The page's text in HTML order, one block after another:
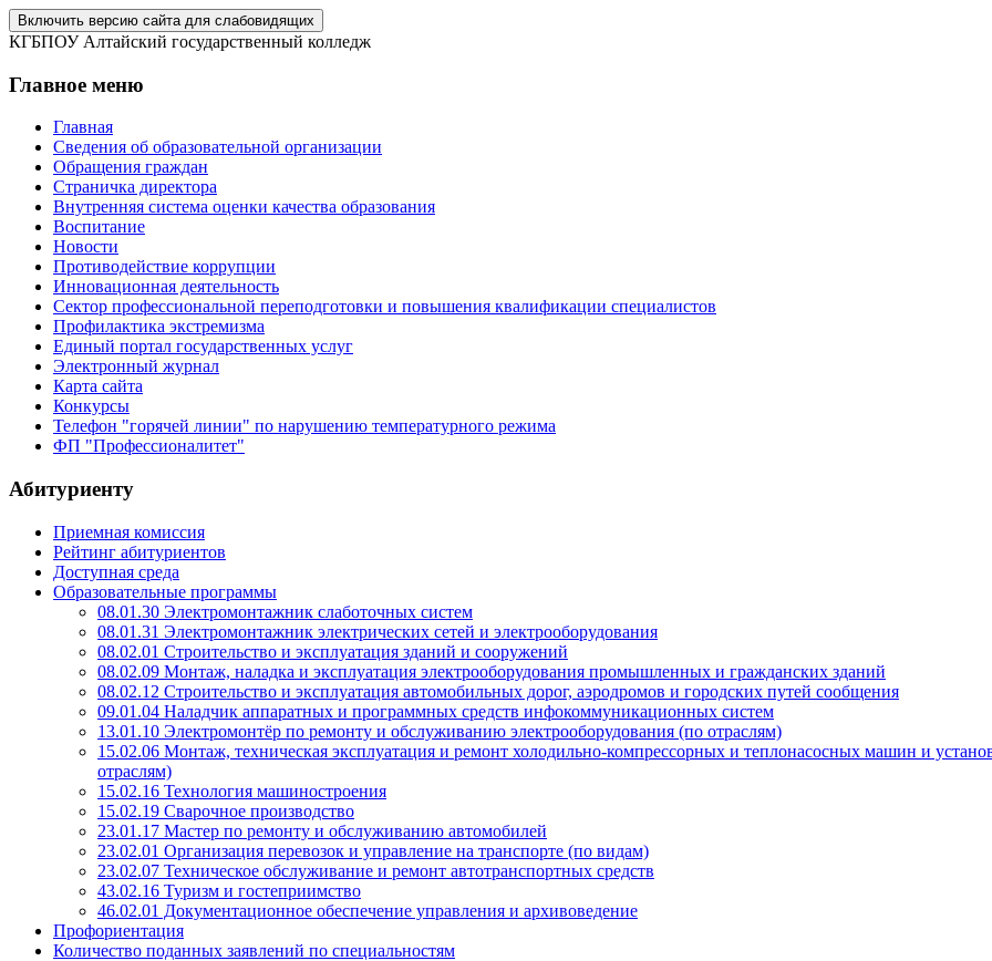
Включить версию сайта для слабовидящих
КГБПОУ Алтайский государственный колледж
Главное меню
Главная
Сведения об образовательной организации
Обращения граждан
Страничка директора
Внутренняя система оценки качества образования
Воспитание
Новости
Противодействие коррупции
Инновационная деятельность
Сектор профессиональной переподготовки и повышения квалификации специалистов
Профилактика экстремизма
Единый портал государственных услуг
Электронный журнал
Карта сайта
Конкурсы
Телефон "горячей линии" по нарушению температурного режима
ФП "Профессионалитет"
Абитуриенту
Приемная комиссия
Рейтинг абитуриентов
Доступная среда
Образовательные программы
08.01.30 Электромонтажник слаботочных систем
08.01.31 Электромонтажник электрических сетей и электрооборудования
08.02.01 Строительство и эксплуатация зданий и сооружений
08.02.09 Монтаж, наладка и эксплуатация электрооборудования промышленных и гражданских зданий
08.02.12 Строительство и эксплуатация автомобильных дорог, аэродромов и городских путей сообщения
09.01.04 Наладчик аппаратных и программных средств инфокоммуникационных систем
13.01.10 Электромонтёр по ремонту и обслуживанию электрооборудования (по отраслям)
15.02.06 Монтаж, техническая эксплуатация и ремонт холодильно-компрессорных и теплонасосных машин и
отраслям)
15.02.16 Технология машиностроения
15.02.19 Сварочное производство
23.01.17 Мастер по ремонту и обслуживанию автомобилей
23.02.01 Организация перевозок и управление на транспорте (по видам)
23.02.07 Техническое обслуживание и ремонт автотранспортных средств
43.02.16 Туризм и гостеприимство
46.02.01 Документационное обеспечение управления и архивоведение
Профориентация
Количество поданных заявлений по специальностям